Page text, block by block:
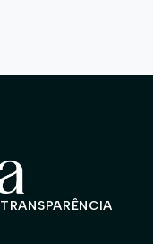
TRANSPARÊNCIA